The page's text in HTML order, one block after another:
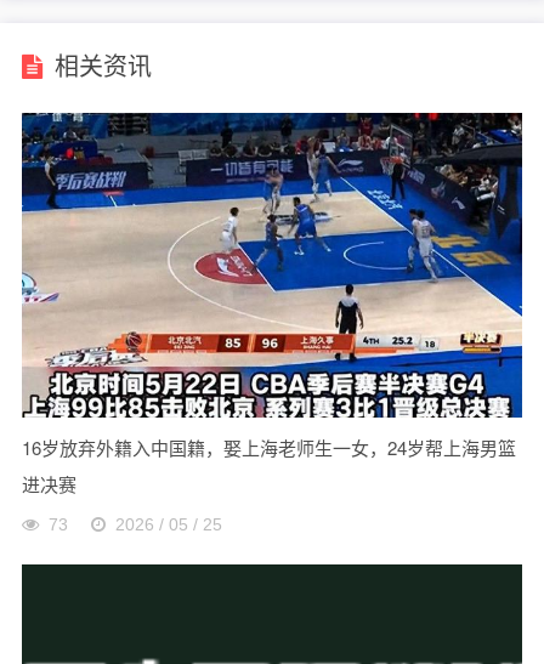
相关资讯
16岁放弃外籍入中国籍，娶上海老师生一女，24岁帮上海男篮
进决赛
73 2026 / 05 / 25